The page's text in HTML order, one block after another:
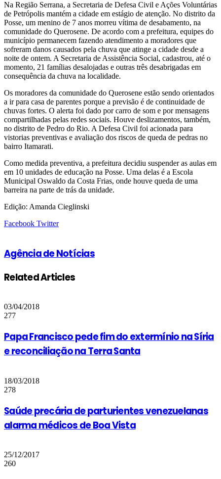
Na Região Serrana, a Secretaria de Defesa Civil e Ações Voluntárias
de Petrópolis mantém a cidade em estágio de atenção. No distrito da
Posse, um menino de 7 anos morreu vítima de desabamento, na
comunidade do Querosene. De acordo com a prefeitura, equipes do
município permanecem fazendo atendimento a moradores que
sofreram danos causados pela chuva que atinge a cidade desde a
noite de ontem. A Secretaria de Assistência Social, cadastrou, até o
momento, 21 famílias desalojadas e outras três desabrigadas em
consequência da chuva na localidade.
Os moradores da comunidade do Querosene estão sendo orientados
a ir para casa de parentes porque a previsão é de continuidade de
chuvas fortes. O alerta foi dado por carro de som e por mensagens
compartilhadas pelas redes sociais. Houve deslizamentos, também,
no distrito de Pedro do Rio. A Defesa Civil foi acionada para
vistorias preventivas e avaliação dos riscos de queda de pedras no
bairro Itamarati.
Como medida preventiva, a prefeitura decidiu suspender as aulas em
em 10 unidades de educação na Posse. Uma delas é a Escola
Municipal Oswaldo da Costa Frias, onde houve queda de uma
barreira na parte de trás da unidade.
Edição: Amanda Cieglinski
Facebook TwitterGoogle+
LinkedIn
StumbleUpon
Tumblr
Pinterest
Reddit
VKontakte
Share
Print
Agência de Notícias
Related Articles
03/04/2018
277
Papa Francisco pede fim do extermínio na Síria
e reconciliação na Terra Santa
18/03/2018
278
Saúde precária de parturientes venezuelanas
alarma médicos de Boa Vista
25/12/2017
260